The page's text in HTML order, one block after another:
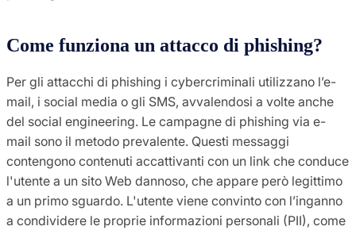
Come funziona un attacco di phishing?
Per gli attacchi di phishing i cybercriminali utilizzano l’e-
mail, i social media o gli SMS, avvalendosi a volte anche
del social engineering. Le campagne di phishing via e-
mail sono il metodo prevalente. Questi messaggi
contengono contenuti accattivanti con un link che conduce
l'utente a un sito Web dannoso, che appare però legittimo
a un primo sguardo. L'utente viene convinto con l’inganno
a condividere le proprie informazioni personali (PII), come